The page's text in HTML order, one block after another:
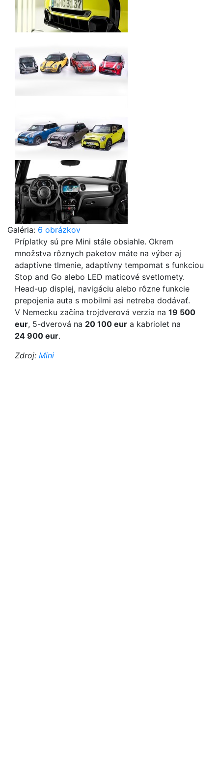
Galéria: 6 obrázkov
Príplatky sú pre Mini stále obsiahle. Okrem
množstva rôznych paketov máte na výber aj
adaptívne tlmenie, adaptívny tempomat s funkciou
Stop and Go alebo LED maticové svetlomety.
Head-up displej, navigáciu alebo rôzne funkcie
prepojenia auta s mobilmi asi netreba dodávať.
V Nemecku začína trojdverová verzia na 19 500
eur, 5-dverová na 20 100 eur a kabriolet na
24 900 eur.
Zdroj: Mini